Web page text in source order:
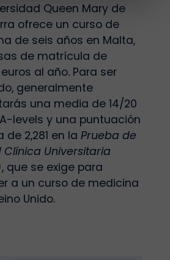
Queen Mary de
ofrece un curso de
de seis años en Malta,
de matrícula de
al año. Para ser
generalmente
una media de 14/20
levels y una puntuación
de 2,281 en la Prueba de
Clínica Universitaria
que se exige para
a un curso de medicina
Unido.